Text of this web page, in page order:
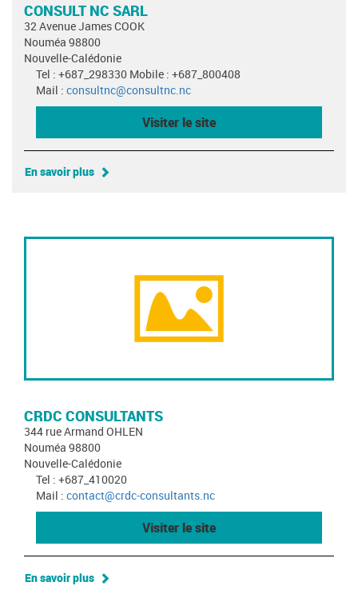
CONSULT NC SARL
32 Avenue James COOK
Nouméa 98800
Nouvelle-Calédonie
Tel : +687_298330 Mobile : +687_800408
Mail : consultnc@consultnc.nc
Visiter le site
En savoir plus
CRDC CONSULTANTS
344 rue Armand OHLEN
Nouméa 98800
Nouvelle-Calédonie
Tel : +687_410020
Mail : contact@crdc-consultants.nc
Visiter le site
En savoir plus